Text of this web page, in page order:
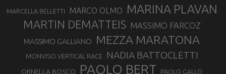
MARCELLA BELLETTI MARCO OLMO MARINA PLAVAN
MARTIN DEMATTEIS MASSIMO FARCOZ
MASSIMO GALLIANO MEZZA MARATONA
MONVISO VERTICAL RACE NADIA BATTOCLETTI
ORNELLA BOSCO PAOLO BERT PAOLO GALLO